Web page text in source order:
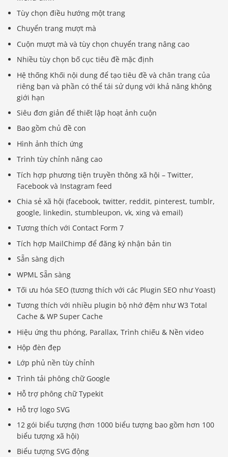
Tùy chọn điều hướng một trang
Chuyển trang mượt mà
Cuộn mượt mà và tùy chọn chuyển trang nâng cao
Nhiều tùy chọn bố cục tiêu đề mặc định
Hệ thống Khối nội dung để tạo tiêu đề và chân trang của
riêng bạn và phần có thể tái sử dụng với khả năng không
giới hạn
Siêu đơn giản để thiết lập hoạt ảnh cuộn
Bao gồm chủ đề con
Hình ảnh thích ứng
Trình tùy chỉnh nâng cao
Tích hợp phương tiện truyền thông xã hội – Twitter,
Facebook và Instagram feed
Chia sẻ xã hội (facebook, twitter, reddit, pinterest, tumblr,
google, linkedin, stumbleupon, vk, xing và email)
Tương thích với Contact Form 7
Tích hợp MailChimp để đăng ký nhận bản tin
Sẵn sàng dịch
WPML Sẵn sàng
Tối ưu hóa SEO (tương thích với các Plugin SEO như Yoast)
Tương thích với nhiều plugin bộ nhớ đệm như W3 Total
Cache & WP Super Cache
Hiệu ứng thu phóng, Parallax, Trình chiếu & Nền video
Hộp đèn đẹp
Lớp phủ nền tùy chỉnh
Trình tải phông chữ Google
Hỗ trợ phông chữ Typekit
Hỗ trợ logo SVG
12 gói biểu tượng (hơn 1000 biểu tượng bao gồm hơn 100
biểu tượng xã hội)
Biểu tượng SVG động